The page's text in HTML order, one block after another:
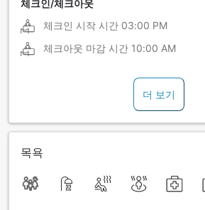
체크인/체크아웃
체크인 시작 시간 03:00 PM
체크아웃 마감 시간 10:00 AM
더 보기
목욕